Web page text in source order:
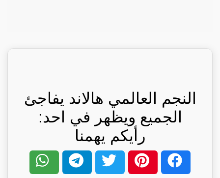
النجم العالمي هالاند يفاجئ
الجميع ويظهر في احد:
رأيكم يهمنا